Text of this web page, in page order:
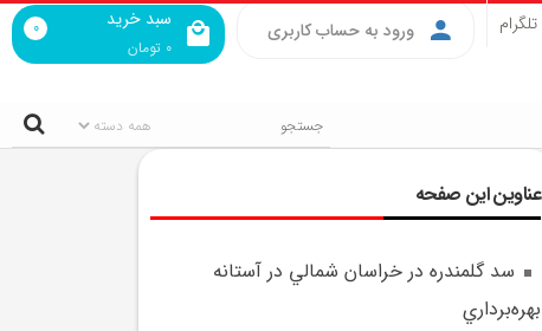
سبد خرید
0 تومان
0 ورود به حساب کاربری تلگرام
عناوین این صفحه
سد گلمندره در خراسان شمالي در آستانه
بهره‌برداري